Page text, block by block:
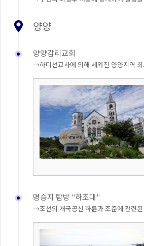
양양
양양감리교회
→하디선교사에 의해 세워진 양양지역
명승지 탐방 "하조대"
→조선의 개국공신 하륜과 조준에 관련